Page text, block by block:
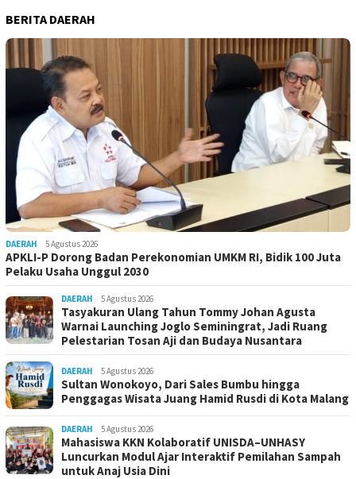
BERITA DAERAH
DAERAH 5 Agustus 2026
APKLI-P Dorong Badan Perekonomian UMKM RI, Bidik 100 Juta
Pelaku Usaha Unggul 2030
DAERAH 5 Agustus 2026
Tasyakuran Ulang Tahun Tommy Johan Agusta
Warnai Launching Joglo Seminingrat, Jadi Ruang
Pelestarian Tosan Aji dan Budaya Nusantara
DAERAH 5 Agustus 2026
Sultan Wonokoyo, Dari Sales Bumbu hingga
Penggagas Wisata Juang Hamid Rusdi di Kota Malang
DAERAH 5 Agustus 2026
Mahasiswa KKN Kolaboratif UNISDA–UNHASY
Luncurkan Modul Ajar Interaktif Pemilahan Sampah
untuk Anaj Usia Dini